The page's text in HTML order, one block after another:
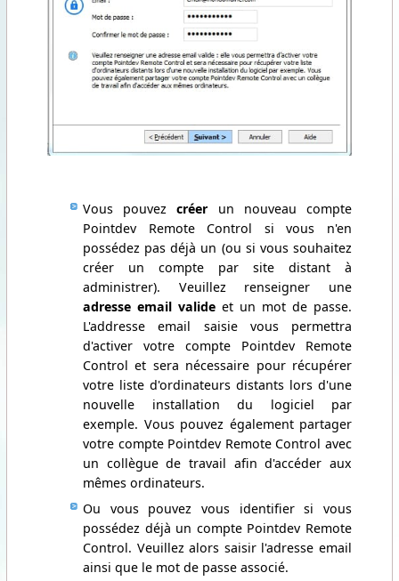
Vous pouvezcréer un nouveau compte
Pointdev Remote Control si vous n'en
possédez pas déjà un (ou si vous souhaitez
créer un compte par site distant à
administrer). Veuillez renseigner une
adresse email valide et un mot de passe.
L'addresse email saisie vous permettra
d'activer votre compte Pointdev Remote
Control et sera nécessaire pour récupérer
votre liste d'ordinateurs distants lors d'une
nouvelle installation du logiciel par
exemple. Vous pouvez également partager
votre compte Pointdev Remote Control avec
un collègue de travail afin d'accéder aux
mêmes ordinateurs.
Ou vous pouvez vous identifier si vous
possédez déjà un compte Pointdev Remote
Control. Veuillez alors saisir l'adresse email
ainsi que le mot de passe associé.